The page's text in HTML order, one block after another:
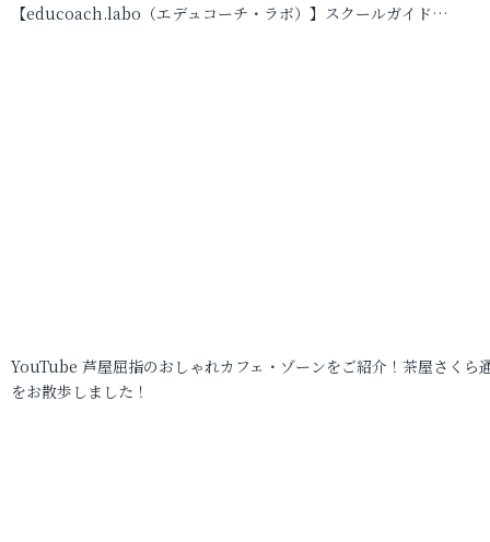
【educoach.labo（エデュコーチ・ラボ）】スクールガイド…
YouTube 芦屋屈指のおしゃれカフェ・ゾーンをご紹介！茶屋さくら
をお散歩しました！